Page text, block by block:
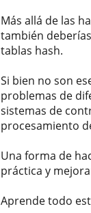
Más allá de las
también
tablas hash.
Si bien no son
problemas de
sistemas de
procesamiento
Una forma de
práctica y
Aprende todo